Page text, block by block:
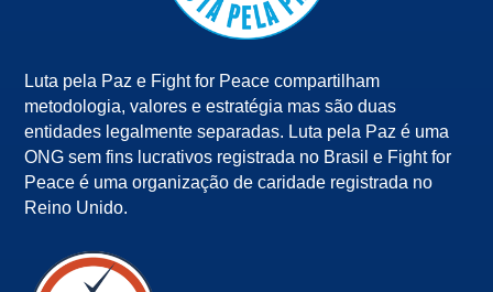
Luta pela Paz e Fight for Peace compartilham
metodologia, valores e estratégia mas são duas
entidades legalmente separadas. Luta pela Paz é uma
ONG sem fins lucrativos registrada no Brasil e Fight for
Peace é uma organização de caridade registrada no
Reino Unido.